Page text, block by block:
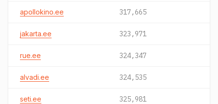
apollokino.ee 317,665
jakarta.ee 323,971
rue.ee 324,347
alvadi.ee 324,535
seti.ee 325,981